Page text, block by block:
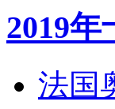
2019
法国